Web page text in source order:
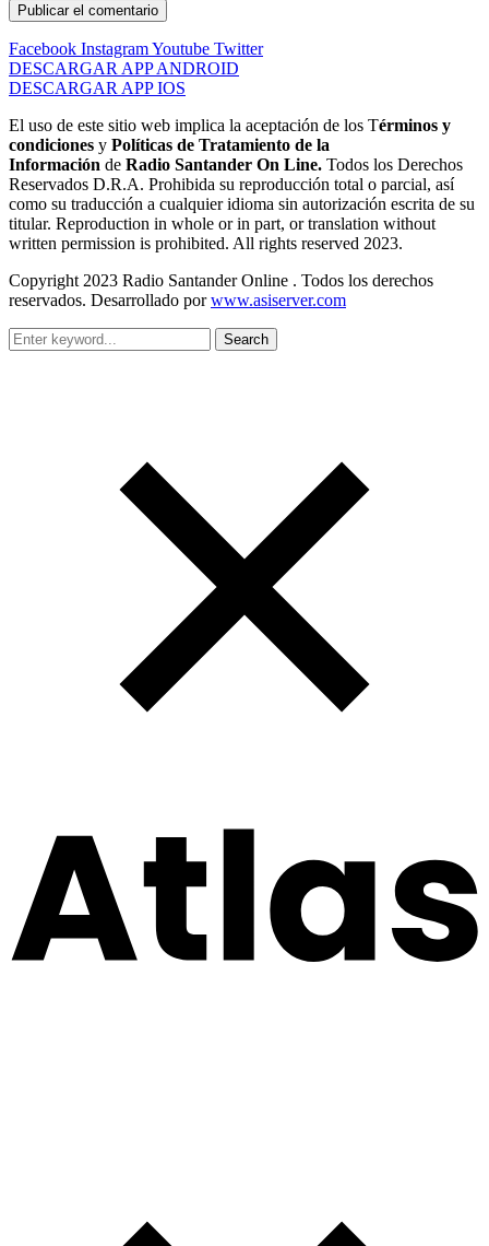
Facebook InstagramYoutube Twitter
DESCARGAR APP ANDROID
DESCARGAR APP IOS
El uso de este sitio web implica la aceptación de los Términos y
condiciones y Políticas de Tratamiento de la
Información de Radio Santander On Line. Todos los Derechos
Reservados D.R.A. Prohibida su reproducción total o parcial, así
como su traducción a cualquier idioma sin autorización escrita de su
titular. Reproduction in whole or in part, or translation without
written permission is prohibited. All rights reserved 2023.
Copyright 2023 Radio Santander Online . Todos los derechos
reservados. Desarrollado porwww.asiserver.com
Search